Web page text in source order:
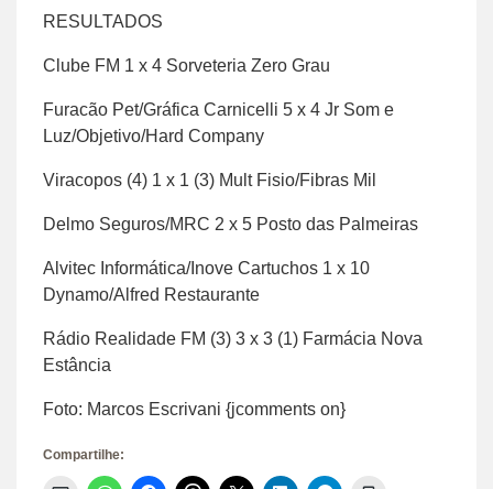
RESULTADOS
Clube FM 1 x 4 Sorveteria Zero Grau
Furacão Pet/Gráfica Carnicelli 5 x 4 Jr Som e
Luz/Objetivo/Hard Company
Viracopos (4) 1 x 1 (3) Mult Fisio/Fibras Mil
Delmo Seguros/MRC 2 x 5 Posto das Palmeiras
Alvitec Informática/Inove Cartuchos 1 x 10
Dynamo/Alfred Restaurante
Rádio Realidade FM (3) 3 x 3 (1) Farmácia Nova
Estância
Foto: Marcos Escrivani {jcomments on}
Compartilhe: